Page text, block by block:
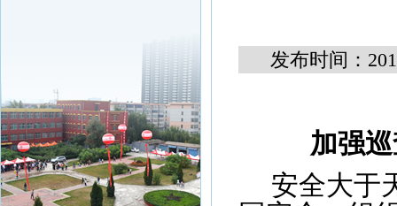
发布时间：
加强
安全大于